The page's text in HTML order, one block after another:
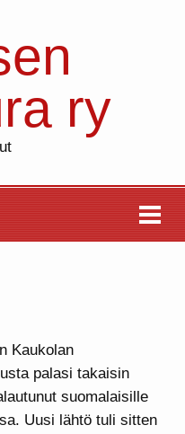
ry
Kaukolan
palasi takaisin
suomalaisille
Uusi lähtö tuli sitten